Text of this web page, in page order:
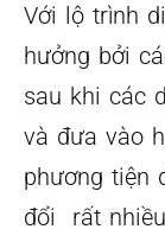
Với lộ trình
hưởng bởi
sau khi các
và đưa vào
phương tiện
đổi rất